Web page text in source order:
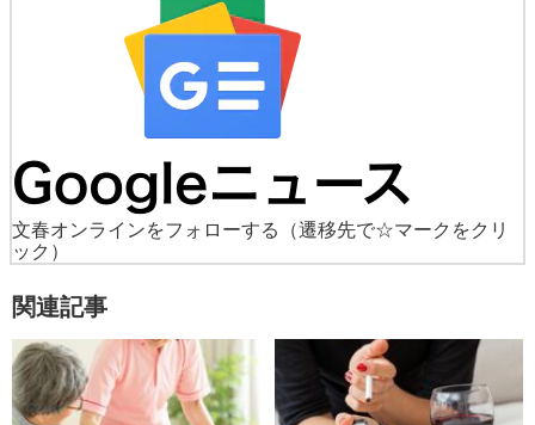
文春オンラインをフォローする
（遷移先で☆マークをクリ
ック）
関連記事